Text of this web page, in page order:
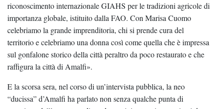
riconoscimento internazionale GIAHS per le tradizioni agricole di
importanza globale, istituito dalla FAO. Con Marisa Cuomo
celebriamo la grande imprenditoria, chi si prende cura del
territorio e celebriamo una donna così come quella che è impressa
sul gonfalone storico della città peraltro da poco restaurato e che
raffigura la città di Amalfi».
E la scorsa sera, nel corso di un’intervista pubblica, la neo
“ducissa” d’Amalfi ha parlato non senza qualche punta di